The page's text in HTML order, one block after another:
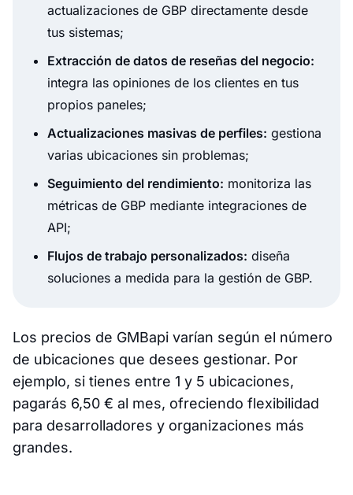
actualizaciones de GBP directamente desde
tus sistemas;
Extracción de datos de reseñas del negocio:
integra las opiniones de los clientes en tus
propios paneles;
Actualizaciones masivas de perfiles: gestiona
varias ubicaciones sin problemas;
Seguimiento del rendimiento: monitoriza las
métricas de GBP mediante integraciones de
API;
Flujos de trabajo personalizados: diseña
soluciones a medida para la gestión de GBP.
Los precios de GMBapi varían según el número
de ubicaciones que desees gestionar. Por
ejemplo, si tienes entre 1 y 5 ubicaciones,
pagarás 6,50 € al mes, ofreciendo flexibilidad
para desarrolladores y organizaciones más
grandes.